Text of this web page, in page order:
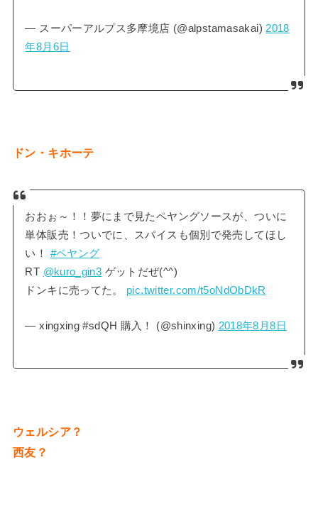
— スーパーアルプス多摩境店 (@alpstamasakai)2018
年8月6日
ドン・キホーテ
おおぉ～！！夢にまで見たペヤングソースが、ついに
単体販売！ついでに、スパイスも個別で発売してほし
い！ #ペヤング
RT @kuro_gin3 ゲットだぜ(^^)
ドンキに売ってた。 pic.twitter.com/t5oNdObDkR
— xingxing #sdQH 購入！ (@shinxing) 2018年8月8日
ウェルシア？
西友？